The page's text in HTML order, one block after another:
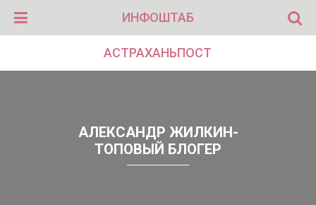
ИНФОШТАБ
АСТРАХАНЬПОСТ
АЛЕКСАНДР ЖИЛКИН-
ТОПОВЫЙ БЛОГЕР